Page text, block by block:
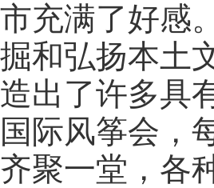
市充满了好感
掘和弘扬本土
造出了许多具
国际风筝会，
齐聚一堂，各